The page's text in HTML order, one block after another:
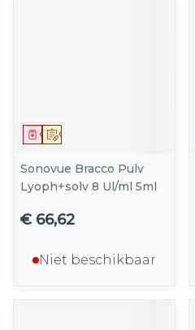
Op voorschrift
Geneesmiddel
Sonovue Bracco Pulv
Lyoph+solv 8 Ul/ml 5ml
€ 66,62
Niet beschikbaar